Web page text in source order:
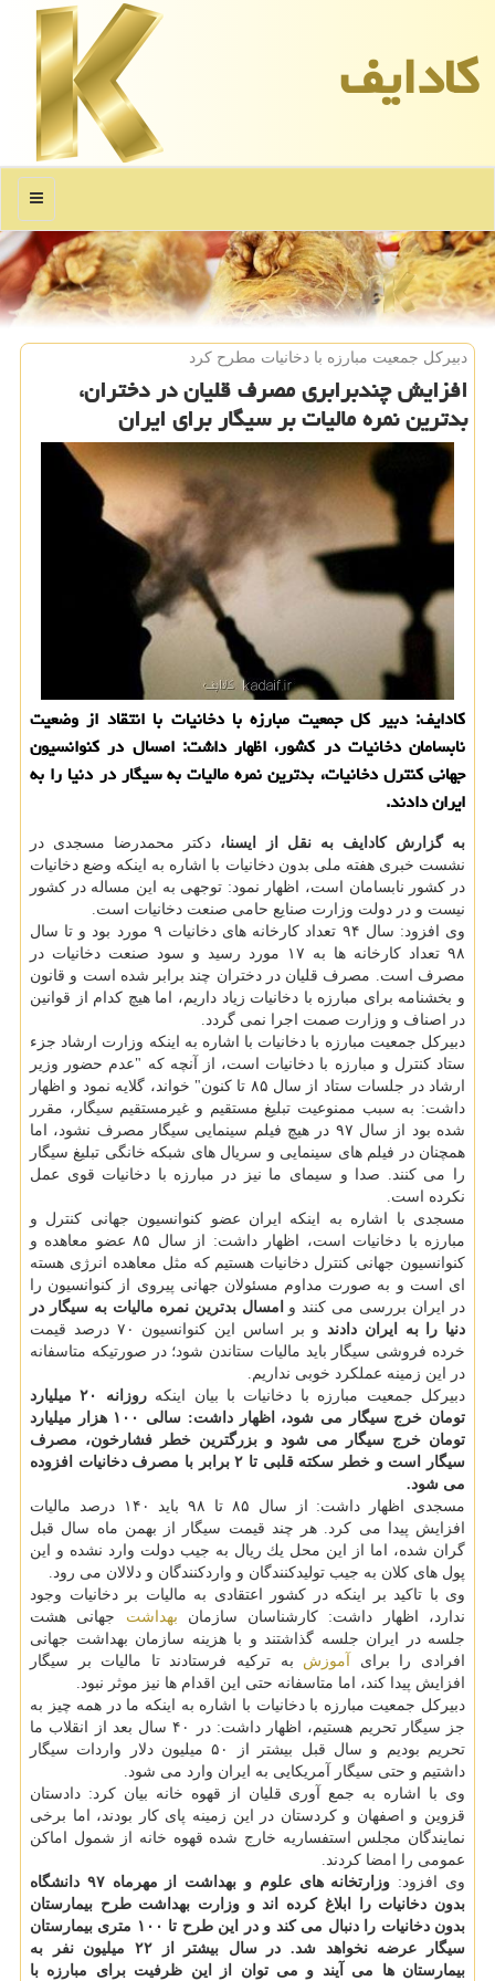
كادایف
منو
دبیركل جمعیت مبارزه با دخانیات مطرح كرد
افزایش چندبرابری مصرف قلیان در دختران،
بدترین نمره مالیات بر سیگار برای ایران
كادایف: دبیر كل جمعیت مبارزه با دخانیات با انتقاد از وضعیت
نابسامان دخانیات در كشور، اظهار داشت: امسال در كنوانسیون
جهانی كنترل دخانیات، بدترین نمره مالیات به سیگار در دنیا را به
ایران دادند.
به گزارش كادایف به نقل از ایسنا، دكتر محمدرضا مسجدی در
نشست خبری هفته ملی بدون دخانیات با اشاره به اینكه وضع دخانیات
در كشور نابسامان است، اظهار نمود: توجهی به این مساله در كشور
نیست و در دولت وزارت صنایع حامی صنعت دخانیات است.
وی افزود: سال ۹۴ تعداد كارخانه های دخانیات ۹ مورد بود و تا سال
۹۸ تعداد كارخانه ها به ۱۷ مورد رسید و سود صنعت دخانیات در
مصرف است. مصرف قلیان در دختران چند برابر شده است و قانون
و بخشنامه برای مبارزه با دخانیات زیاد داریم، اما هیچ كدام از قوانین
در اصناف و وزارت صمت اجرا نمی گردد.
دبیركل جمعیت مبارزه با دخانیات با اشاره به اینكه وزارت ارشاد جزء
ستاد كنترل و مبارزه با دخانیات است، از آنچه كه "عدم حضور وزیر
ارشاد در جلسات ستاد از سال ۸۵ تا كنون" خواند، گلایه نمود و اظهار
داشت: به سبب ممنوعیت تبلیغ مستقیم و غیرمستقیم سیگار، مقرر
شده بود از سال ۹۷ در هیچ فیلم سینمایی سیگار مصرف نشود، اما
همچنان در فیلم های سینمایی و سریال های شبكه خانگی تبلیغ سیگار
را می كنند. صدا و سیمای ما نیز در مبارزه با دخانیات قوی عمل
نكرده است.
مسجدی با اشاره به اینكه ایران عضو كنوانسیون جهانی كنترل و
مبارزه با دخانیات است، اظهار داشت: از سال ۸۵ عضو معاهده و
كنوانسیون جهانی كنترل دخانیات هستیم كه مثل معاهده انرژی هسته
ای است و به صورت مداوم مسئولان جهانی پیروی از كنوانسیون را
در ایران بررسی می كنند و امسال بدترین نمره مالیات به سیگار در
دنیا را به ایران دادند
و بر اساس این كنوانسیون ۷۰ درصد قیمت
خرده فروشی سیگار باید مالیات ستاندن شود؛ در صورتیكه متاسفانه
در این زمینه عملكرد خوبی نداریم.
دبیركل جمعیت مبارزه با دخانیات با بیان اینكه
روزانه ۲۰ میلیارد
تومان خرج سیگار می شود، اظهار داشت: سالی ۱۰۰ هزار میلیارد
تومان خرج سیگار می شود و بزرگترین خطر فشارخون، مصرف
سیگار است و خطر سكته قلبی تا ۲ برابر با مصرف دخانیات افزوده
می شود.
مسجدی اظهار داشت: از سال ۸۵ تا ۹۸ باید ۱۴۰ درصد مالیات
افزایش پیدا می كرد. هر چند قیمت سیگار از بهمن ماه سال قبل
گران شده، اما از این محل یك ریال به جیب دولت وارد نشده و این
پول های كلان به جیب تولیدكنندگان و واردكنندگان و دلالان می رود.
وی با تاكید بر اینكه در كشور اعتقادی به مالیات بر دخانیات وجود
ندارد، اظهار داشت: كارشناسان سازمان بهداشت جهانی هشت
جلسه در ایران جلسه گذاشتند و با هزینه سازمان بهداشت جهانی
افرادی را برای آموزش به تركیه فرستادند تا مالیات بر سیگار
افزایش پیدا كند، اما متاسفانه حتی این اقدام ها نیز موثر نبود.
دبیركل جمعیت مبارزه با دخانیات با اشاره به اینكه ما در همه چیز به
جز سیگار تحریم هستیم، اظهار داشت: در ۴۰ سال بعد از انقلاب ما
تحریم بودیم و سال قبل بیشتر از ۵۰ میلیون دلار واردات سیگار
داشتیم و حتی سیگار آمریكایی به ایران وارد می شود.
وی با اشاره به جمع آوری قلیان از قهوه خانه بیان كرد: دادستان
قزوین و اصفهان و كردستان در این زمینه پای كار بودند، اما برخی
نمایندگان مجلس استفساریه خارج شده قهوه خانه از شمول اماكن
عمومی را امضا كردند.
وی افزود:
وزارتخانه های علوم و بهداشت از مهرماه ۹۷ دانشگاه
بدون دخانیات را ابلاغ كرده اند و وزارت بهداشت طرح بیمارستان
بدون دخانیات را دنبال می كند و در این طرح تا ۱۰۰ متری بیمارستان
سیگار عرضه نخواهد شد. در سال بیشتر از ۲۲ میلیون نفر به
بیمارستان ها می آیند و می توان از این ظرفیت برای مبارزه با